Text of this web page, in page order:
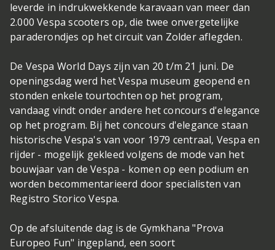
leverde in indrukwekkende karavaan van meer dan
2.000 Vespa scooters op, die twee onvergetelijke
paraderondjes op het circuit van Zolder aflegden.
De Vespa World Days zijn van 20 t/m 21 juni. De
openingsdag werd het Vespa museum geopend en
stonden enkele tourtochten op het program,
vandaag vindt onder andere het concours d'elegance
op het program. Bij het concours d'elegance staan
historische Vespa's van voor 1979 centraal, Vespa en
rijder - mogelijk gekleed volgens de mode van het
bouwjaar van de Vespa - komen op een podium en
worden becommentarieerd door specialisten van
Registro Storico Vespa.
Op de afsluitende dag is de Gymkhana "Prova
Europeo Fun" ingepland, een soort